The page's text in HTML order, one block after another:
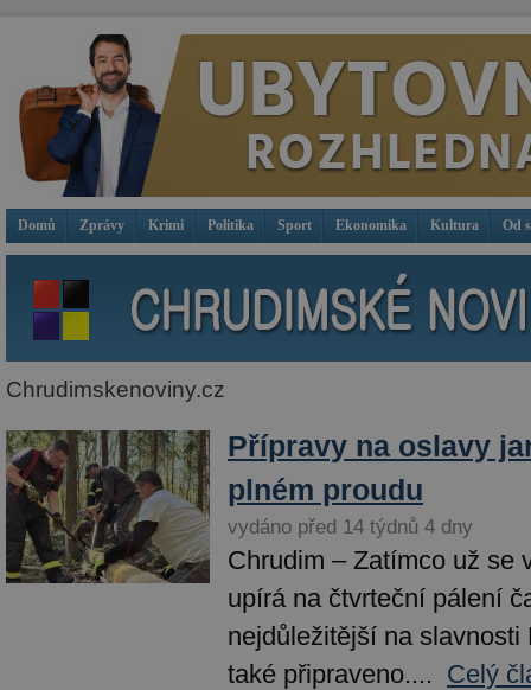
Domů Zprávy Krimi Politika Sport Ekonomika Kultura Od
Chrudimskenoviny.cz
Přípravy na oslavy
plném proudu
vydáno před 14 týdnů 4 dny
Chrudim – Zatímco už se
upírá na čtvrteční pálení
nejdůležitější na slavnosti
také připraveno.... Celý